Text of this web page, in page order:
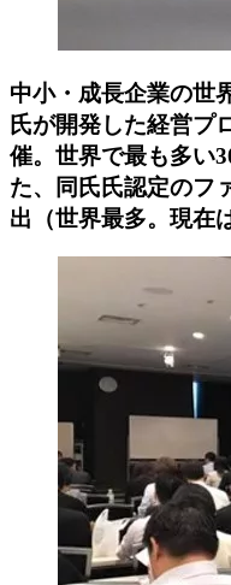
中小・成長企業の世
氏が開発した経営プ
催。世界で最も多い
た、同氏氏認定のフ
出（世界最多。現在